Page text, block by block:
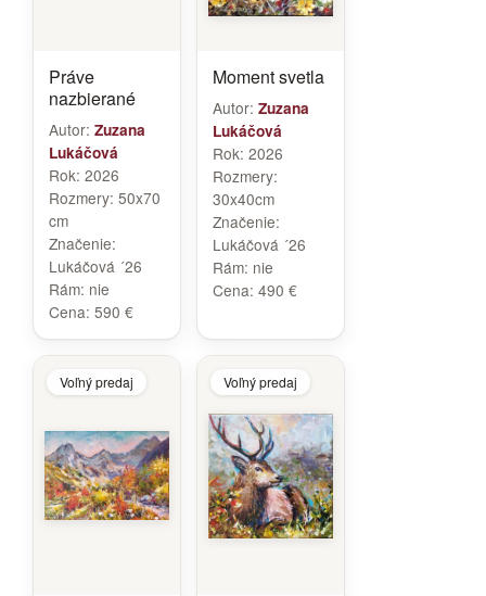
Práve
nazbierané
Autor: Zuzana
Lukáčová
Rok: 2026
Rozmery: 50x70
cm
Značenie:
Lukáčová ´26
Rám: nie
Cena: 590 €
Moment svetla
Autor: Zuzana
Lukáčová
Rok: 2026
Rozmery:
30x40cm
Značenie:
Lukáčová ´26
Rám: nie
Cena: 490 €
Voľný predaj Voľný predaj